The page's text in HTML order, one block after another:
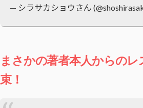
— シラサカショウさん
まさかの著者本人からのレ
束！